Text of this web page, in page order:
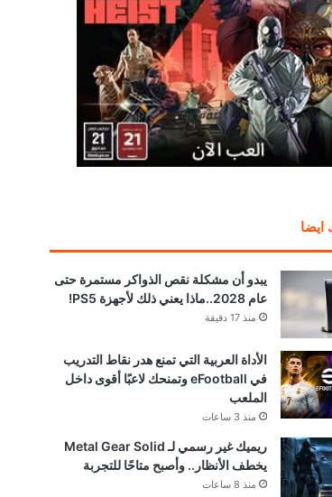
ايضا
يبدو أن مشكلة نقص الذواكر مستمرة حتى
عام 2028..ماذا يعني ذلك لأجهزة PS5!
منذ 17 دقيقة
الأداة العربية التي تمنع هدر نقاط التدريب
في eFootball وتمنحك لاعبًا أقوى داخل
الملعب
منذ 3 ساعات
ريميك غير رسمي لـ Metal Gear Solid
يخطف الأنظار.. وأصبح متاحًا للتجربة
منذ 8 ساعات